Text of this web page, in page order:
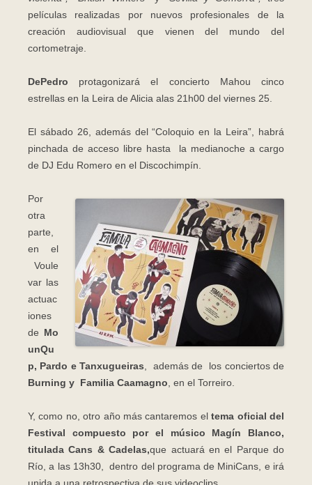
películas realizadas por nuevos profesionales de la
creación audiovisual que vienen del mundo del
cortometraje.
DePedro protagonizará el concierto Mahou cinco
estrellas en la Leira de Alicia alas 21h00 del viernes 25.
El sábado 26, además del “Coloquio en la Leira”, habrá
pinchada de acceso libre hasta la medianoche a cargo
de DJ Edu Romero en el Discochimpín.
Por
otra
parte,
en el
Voule
var las
actuac
iones
de Mo
unQu
p, Pardo e Tanxugueiras , además de los conciertos de
Burning y Familia Caamagno , en el Torreiro.
Y, como no, otro año más cantaremos eltema oficial del
Festival compuesto por el músico Magín Blanco,
titulada Cans & Cadelas,que actuará en el Parque do
Río, a las 13h30, dentro del programa de MiniCans, e irá